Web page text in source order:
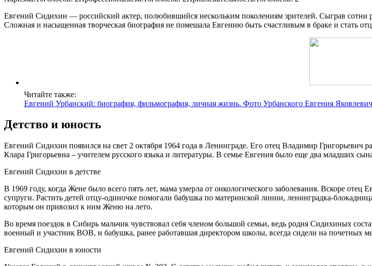
Евгений Сидихин — российский актер, полюбившийся нескольким поколениям зрителей. Сыграв сотни
Сложная и насыщенная творческая биография не помешала Евгению быть счастливым в браке и стать
Читайте также:
Евгений Урбанский: биография, фильмография, личная жизнь. Фото Урбанского Евгения
Детство и юность
Евгений Сидихин появился на свет 2 октября 1964 года в Ленинграде. Его отец Владимир Григорьевич
Клара Григорьевна – учителем русского языка и литературы. В семье Евгения было еще два младших
Евгений Сидихин в детстве
В 1969 году, когда Жене было всего пять лет, мама умерла от онкологического заболевания. Вскоре отец
супруги. Растить детей отцу-одиночке помогали бабушка по материнской линии, ленинградка-
которым он привозил к ним Женю на лето.
Во время поездок в Сибирь мальчик чувствовал себя членом большой семьи, ведь родня Сидихиных
военный и участник ВОВ, и бабушка, ранее работавшая директором школы, всегда сидели на почетных
Евгений Сидихин в юности